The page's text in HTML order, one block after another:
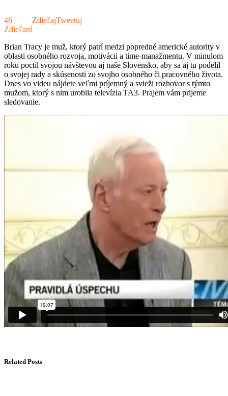
46
Zdieľaní
ZdieľajTweetuj
Brian Tracy je muž, ktorý patrí medzi popredné americké autority v
oblasti osobného rozvoja, motivácii a time-manažmentu. V minulom
roku poctil svojou návštevou aj naše Slovensko, aby sa aj tu podelil
o svojej rady a skúsenosti zo svojho osobného či pracovného života.
Dnes vo videu nájdete veľmi príjemný a svieži rozhovor s týmto
mužom, ktorý s nim urobila televízia TA3. Prajem vám prijeme
sledovanie.
Related Posts